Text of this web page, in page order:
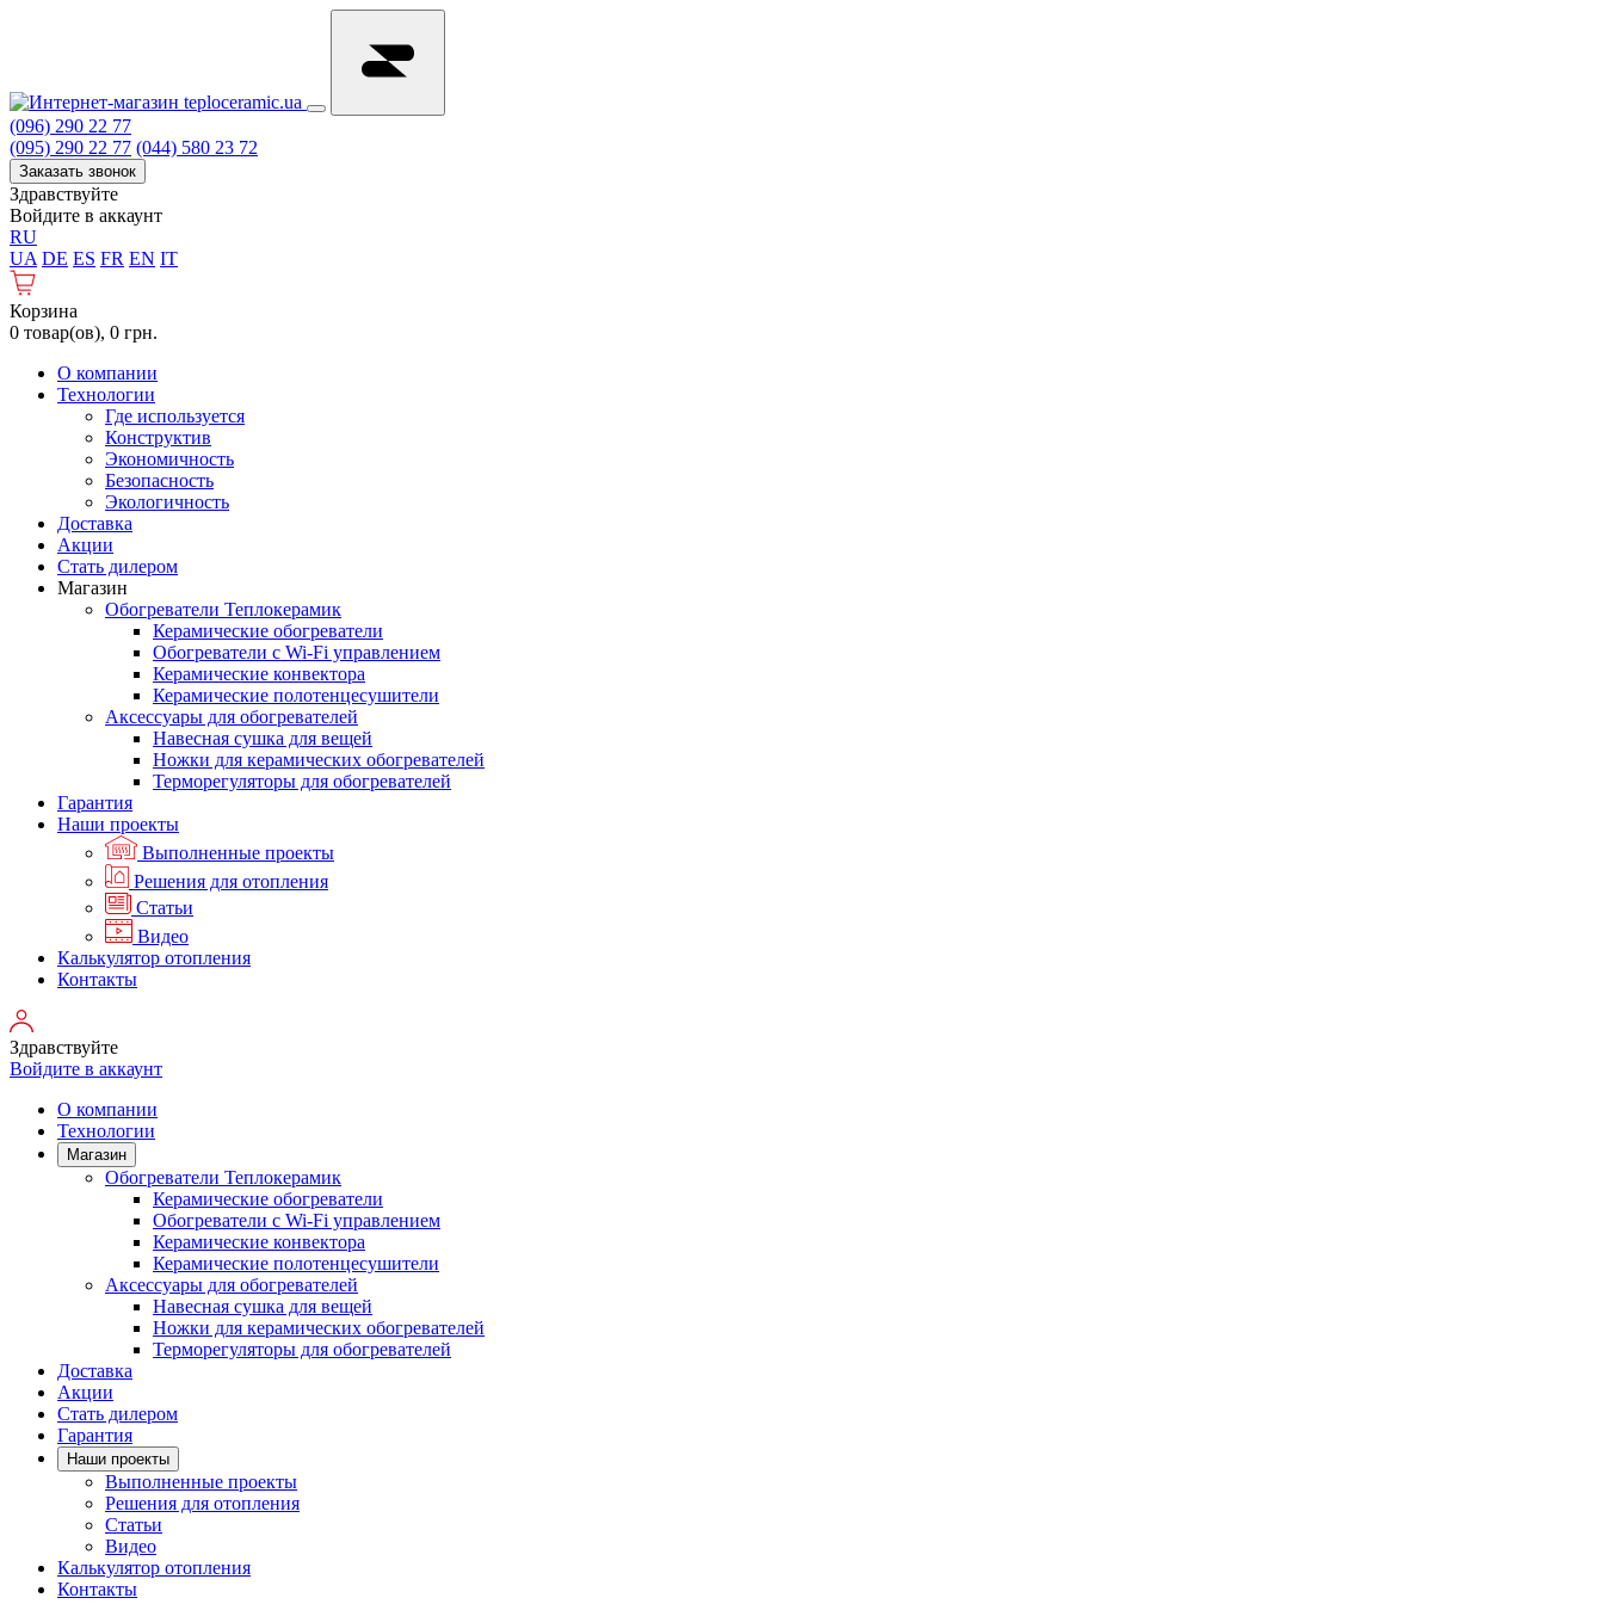
(096) 290 22 77
(095) 290 22 77 (044) 580 23 72
Заказать звонок
Здравствуйте
Войдите в аккаунт
RU
UA DE ES FR EN IT
Корзина
0 товар(ов), 0 грн.
О компании
Технологии
Где используется
Конструктив
Экономичность
Безопасность
Экологичность
Доставка
Акции
Стать дилером
Магазин
Обогреватели Теплокерамик
Керамические обогреватели
Обогреватели с Wi-Fi управлением
Керамические конвектора
Керамические полотенцесушители
Аксессуары для обогревателей
Навесная сушка для вещей
Ножки для керамических обогревателей
Терморегуляторы для обогревателей
Гарантия
Наши проекты
Выполненные проекты
Решения для отопления
Статьи
Видео
Калькулятор отопления
Контакты
Здравствуйте
Войдите в аккаунт
О компании
Технологии
Магазин
Обогреватели Теплокерамик
Керамические обогреватели
Обогреватели с Wi-Fi управлением
Керамические конвектора
Керамические полотенцесушители
Аксессуары для обогревателей
Навесная сушка для вещей
Ножки для керамических обогревателей
Терморегуляторы для обогревателей
Доставка
Акции
Стать дилером
Гарантия
Наши проекты
Выполненные проекты
Решения для отопления
Статьи
Видео
Калькулятор отопления
Контакты